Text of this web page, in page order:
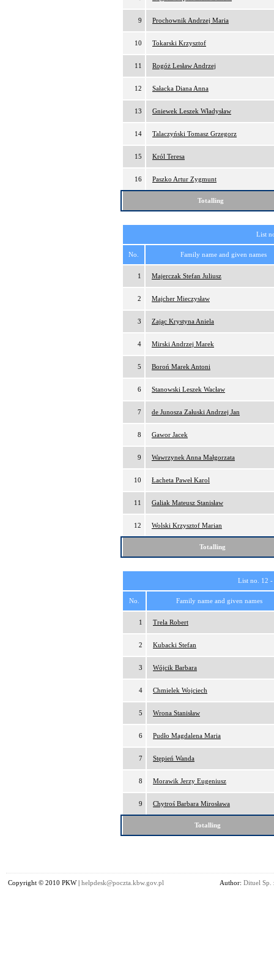
9 Prochownik Andrzej Maria
10 Tokarski Krzysztof
11 Rogóż Lesław Andrzej
12 Sałacka Diana Anna
13 Gniewek Leszek Władysław
14 Talaczyński Tomasz Grzegorz
15 Król Teresa
16 Paszko Artur Zygmunt
Totalling
List
No. Family name and given names
1 Majerczak Stefan Juliusz
2 Majcher Mieczysław
3 Zając Krystyna Aniela
4 Mirski Andrzej Marek
5 Boroń Marek Antoni
6 Stanowski Leszek Wacław
7 de Junosza Załuski Andrzej Jan
8 Gawor Jacek
9 Wawrzynek Anna Małgorzata
10 Łacheta Paweł Karol
11 Galiak Mateusz Stanisław
12 Wolski Krzysztof Marian
Totalling
List no. 12 -
No. Family name and given names
1 Trela Robert
2 Kubacki Stefan
3 Wójcik Barbara
4 Chmielek Wojciech
5 Wrona Stanisław
6 Pudło Magdalena Maria
7 Stępień Wanda
8 Morawik Jerzy Eugeniusz
9 Chytroś Barbara Mirosława
Totalling
Copyright © 2010 PKW | helpdesk@poczta.kbw.gov.pl Author: Dituel Sp.